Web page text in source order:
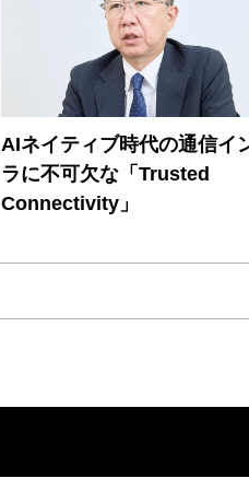
AIネイティブ時代の通信イ
ラに不可欠な「Trusted
Connectivity」